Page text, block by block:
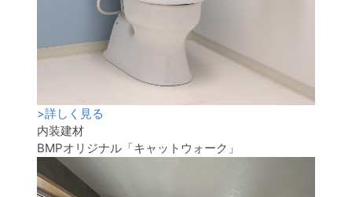
>詳しく見る
内装建材
BMPオリジナル「キャットウォーク」